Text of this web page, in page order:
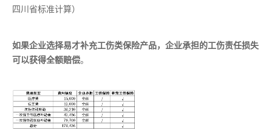
四川省标准计算）
如果企业选择易才补充工伤类保险产品，企业承担的工伤责任损失
可以获得全额赔偿。